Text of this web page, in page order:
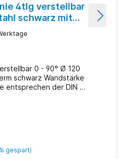
4tlg verstellbar
schwarz mit
0 - 90° Ø 120
schwarz Wandstärke
entsprechen der DIN EN
gespart)